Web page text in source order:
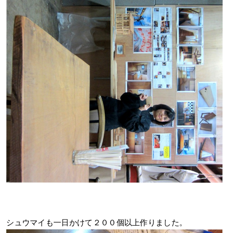
シュウマイも一日かけて２００個以上作りました。